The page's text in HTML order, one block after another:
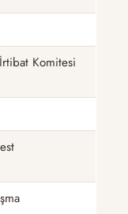
Komitesi